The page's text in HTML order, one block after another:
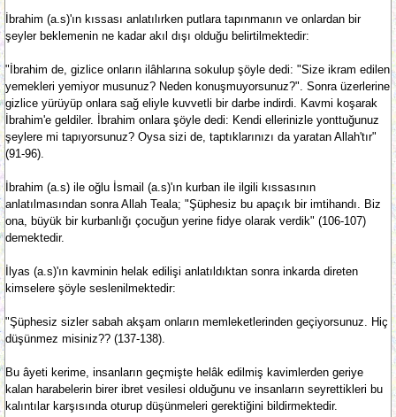
İbrahim (a.s)'ın kıssası anlatılırken putlara tapınmanın ve onlardan bir
şeyler beklemenin ne kadar akıl dışı olduğu belirtilmektedir:
"İbrahim de, gizlice onların ilâhlarına sokulup şöyle dedi: "Size ikram edilen
yemekleri yemiyor musunuz? Neden konuşmuyorsunuz?". Sonra üzerlerine
gizlice yürüyüp onlara sağ eliyle kuvvetli bir darbe indirdi. Kavmi koşarak
İbrahim'e geldiler. İbrahim onlara şöyle dedi: Kendi ellerinizle yonttuğunuz
şeylere mi tapıyorsunuz? Oysa sizi de, taptıklarınızı da yaratan Allah'tır"
(91-96).
İbrahim (a.s) ile oğlu İsmail (a.s)'ın kurban ile ilgili kıssasının
anlatılmasından sonra Allah Teala; "Şüphesiz bu apaçık bir imtihandı. Biz
ona, büyük bir kurbanlığı çocuğun yerine fidye olarak verdik" (106-107)
demektedir.
İlyas (a.s)'ın kavminin helak edilişi anlatıldıktan sonra inkarda direten
kimselere şöyle seslenilmektedir:
"Şüphesiz sizler sabah akşam onların memleketlerinden geçiyorsunuz. Hiç
düşünmez misiniz?? (137-138).
Bu âyeti kerime, insanların geçmişte helâk edilmiş kavimlerden geriye
kalan harabelerin birer ibret vesilesi olduğunu ve insanların seyrettikleri bu
kalıntılar karşısında oturup düşünmeleri gerektiğini bildirmektedir.